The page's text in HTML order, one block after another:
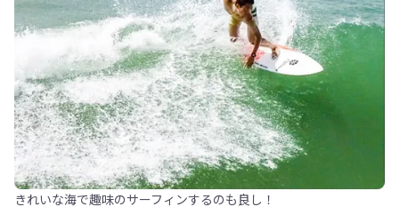
きれいな海で趣味のサーフィンするのも良し！